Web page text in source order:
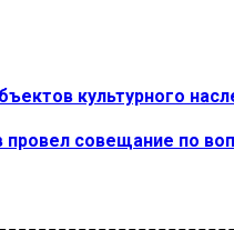
культурного
совещание по